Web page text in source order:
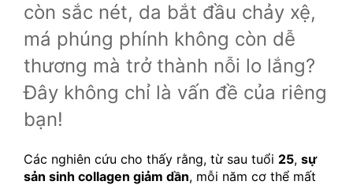
còn sắc nét, da bắt đầu chảy xệ,
má phúng phính không còn dễ
thương mà trở thành nỗi lo lắng?
Đây không chỉ là vấn đề của riêng
bạn!
Các nghiên cứu cho thấy rằng, từ sau tuổi 25, sự
sản sinh collagen giảm dần, mỗi năm cơ thể mất